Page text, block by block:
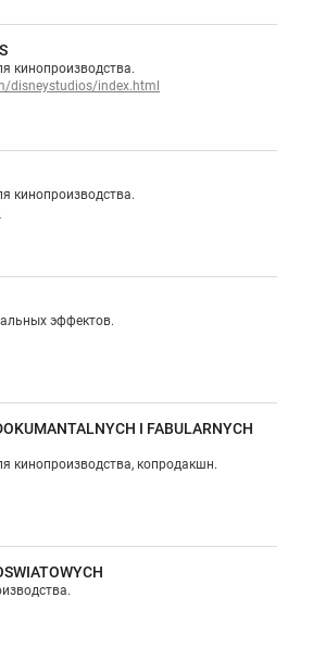
disneystudios/index.html
кинопроизводства.
кинопроизводства.
эффектов.
I FABULARNYCH
кинопроизводства, копродакшн.